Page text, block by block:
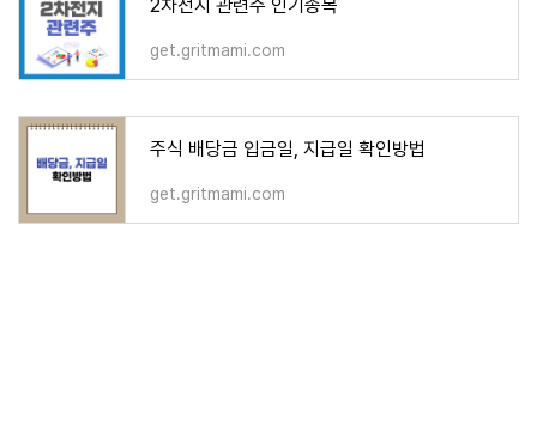
2차전지 관련주 인기종목
get.gritmami.com
주식 배당금 입금일, 지급일 확인방법
get.gritmami.com